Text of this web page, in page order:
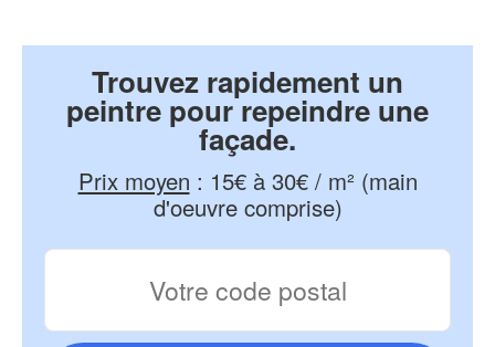
Trouvez rapidement un
peintre pour repeindre une
façade.
Prix moyen : 15€ à 30€ / m² (main
d'oeuvre comprise)